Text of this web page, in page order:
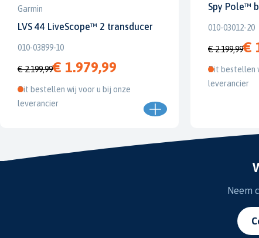
Garmin
LVS 44 LiveScope™ 2 transducer
010-03899-10
€ 2.199,99€ 1.979,99
Dit bestellen wij voor u bij onze
leverancier
Spy Pole™
010-03012-20
€ 2.199,99€
Dit bestellen
leverancier
Neem